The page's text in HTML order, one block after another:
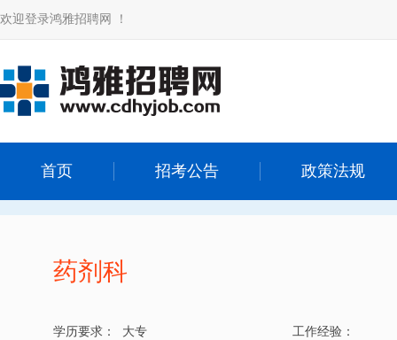
欢迎登录鸿雅招聘网 ！
首页 招考公告 政策法规
药剂科
学历要求： 大专 工作经验：